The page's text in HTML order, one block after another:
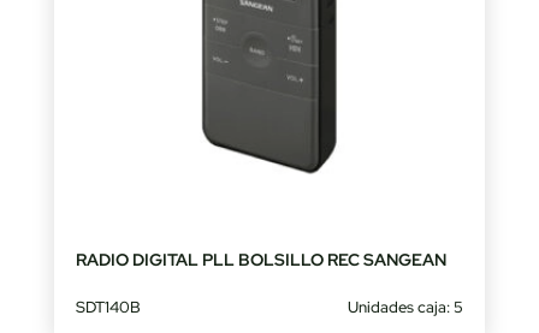
RADIO DIGITAL PLL BOLSILLO REC SANGEAN
SDT140B Unidades caja: 5